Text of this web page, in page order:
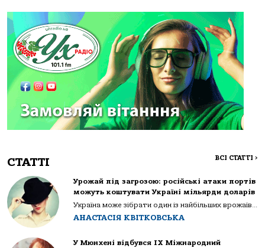
СТАТТІ ВСІ СТАТТІ >
Урожай під загрозою: російські атаки портів
можуть коштувати Україні мільярди доларів
Україна може зібрати один із найбільших врожаїв...
АНАСТАСІЯ КВІТКОВСЬКА
У Мюнхені відбувся IX Міжнародний